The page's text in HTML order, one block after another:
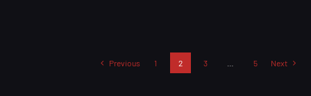
Previous 1 2 3 5 Next